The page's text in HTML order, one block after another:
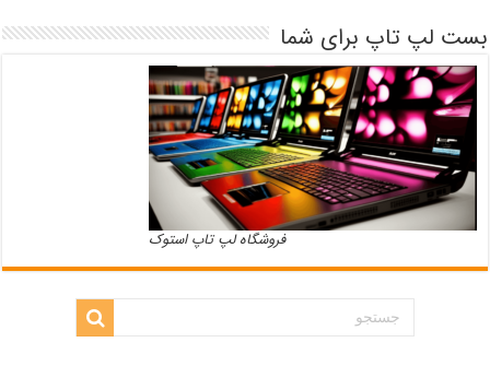
بست لپ تاپ برای شما
فروشگاه لپ تاپ استوک